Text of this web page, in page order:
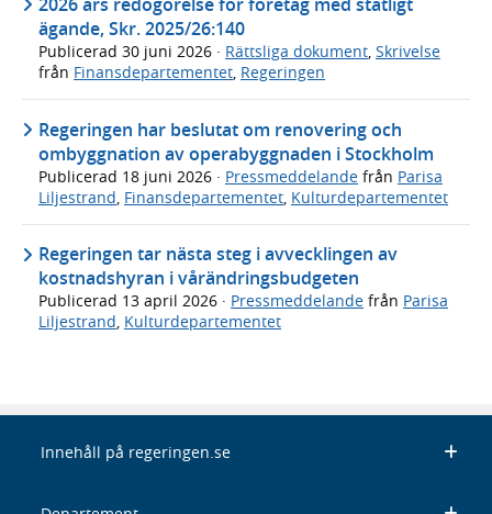
ägande, Skr. 2025/26:140
Publicerad 30 juni 2026 · Rättsliga dokument, Skrivelse
från Finansdepartementet, Regeringen
Regeringen har beslutat om renovering och
ombyggnation av operabyggnaden i Stockholm
Publicerad 18 juni 2026 · Pressmeddelande från Parisa
Liljestrand Finansdepartementet Kulturdepartementet
Regeringen tar nästa steg i avvecklingen av
kostnadshyran i vårändringsbudgeten
Publicerad 13 april 2026 · Pressmeddelande från Parisa
Liljestrand, Kulturdepartementet
Innehåll på regeringen.se